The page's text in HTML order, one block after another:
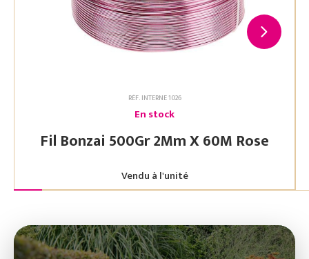
RÉF. INTERNE 1026
En stock
Fil Bonzai 500Gr 2Mm X 60M Rose
Vendu à l'unité